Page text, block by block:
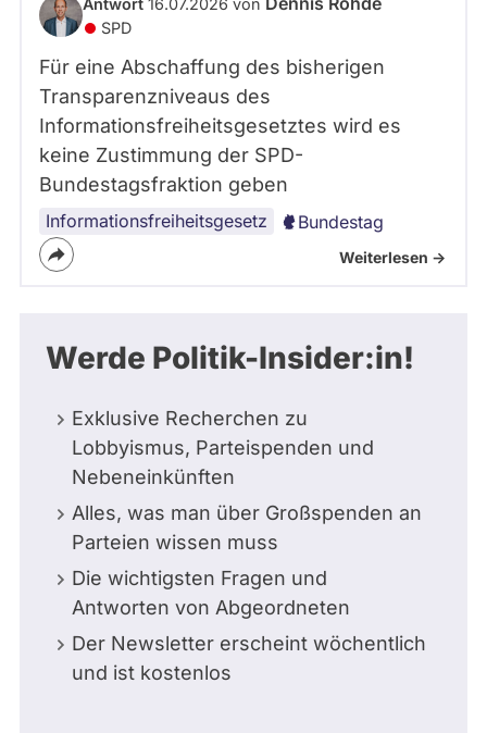
Antwort 16.07.2026 von
SPD
Für eine Abschaffung des bisherigen
Transparenzniveaus des
Informationsfreiheitsgesetztes wird es
keine Zustimmung der SPD-
Bundestagsfraktion geben
Informationsfreiheitsgesetz Bundestag
Weiterlesen ->
Werde Politik-Insider:in!
Exklusive Recherchen zu
Lobbyismus, Parteispenden und
Nebeneinkünften
Alles, was man über Großspenden an
Parteien wissen muss
Die wichtigsten Fragen und
Antworten von Abgeordneten
Der Newsletter erscheint wöchentlich
und ist kostenlos